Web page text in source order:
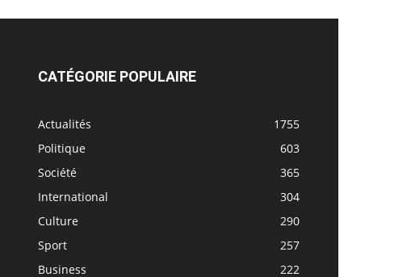
CATÉGORIE POPULAIRE
Actualités
1755
Politique
603
Société
365
International
304
Culture
290
Sport
257
Business
222